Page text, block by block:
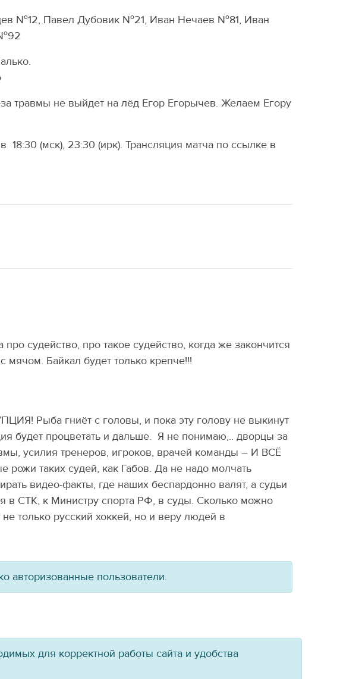
№1️2️, Павел Дубовик №2️1️, Иван Нечаев №8️1️, Иван
травмы не выйдет на лёд Егор Егорычев. Желаем Егору
18:30 (мск), 23:30 (ирк). Трансляция матча по ссылке в
судейство, про такое судейство, когда же закончится
мячом. Байкал будет только крепче!!!
Рыба гниёт с головы, и пока эту голову не выкинут
будет процветать и дальше. Я не понимаю,.. дворцы за
усилия тренеров, игроков, врачей команды – И ВСЁ
рожи таких судей, как Габов. Да не надо молчать
видео-факты, где наших беспардонно валят, а судьи
в СТК, к Министру спорта РФ, в суды. Сколько можно
только русский хоккей, но и веру людей в
авторизованные пользователи.
для корректной работы сайта и удобства